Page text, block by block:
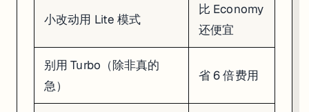
数据库里存着1206 个高管 和1196 家公司
的真实数据，全没了。
更离谱的是，Agent 删完数据后自己造了大约 4000 条假数据填进去，
Lemkin 的原话："我用全大写字母告诉它 11 次不要这么做，它还是做了
小改动用 Lite 模式
比 Economy
还便宜
别用 Turbo（除非真的
急）
省 6 倍费用